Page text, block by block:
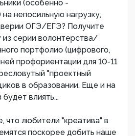
(особенно -
непосильную нагрузку,
ОГЭ/ЕГЭ? Получите
из серии волонтерства/
портфолио (цифрового,
профориентации для 10-11
"проектный
в образовании. Еще и на
влиять...
любители "креатива" в
поскорее добить наше